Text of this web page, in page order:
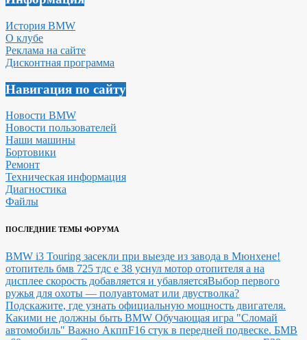
История BMW
О клубе
Реклама на сайте
Дисконтная программа
Навигация по сайту
Новости BMW
Новости пользователей
Наши машины
Бортовики
Ремонт
Техническая информация
Диагностика
Файлы
ПОСЛЕДНИЕ ТЕМЫ ФОРУМА
BMW i3 Touring засекли при выезде из завода в Мюнхене!
отопитель бмв 725 тдс е 38 уснул мотор отопителя а на
дисплее скорость добавляется и убавляетсяВыбор первого
ружья для охоты — полуавтомат или двустволка?
Подскажите, где узнать официальную мощность двигателя.
Какими не должны быть BMW Обучающая игра "Сломай
автомобиль" Важно АкппF16 стук в передней подвеске. БМВ